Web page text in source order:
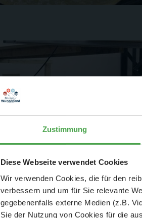
Zustimmung
Diese Webseite verwendet Cookies
Wir verwenden Cookies, die für den
verbessern und um für Sie relevante
gegebenenfalls externe Medien (z.B.
Sie der Nutzung von Cookies für die
Der Spar-Hammer:
-